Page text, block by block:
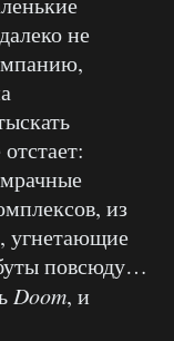
не
из
угнетающие
повсюду…
Doom, и